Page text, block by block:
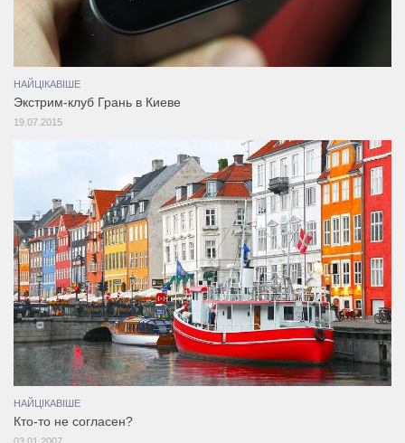
НАЙЦІКАВІШЕ
Экстрим-клуб Грань в Киеве
19.07.2015
НАЙЦІКАВІШЕ
Кто-то не согласен?
03.01.2007